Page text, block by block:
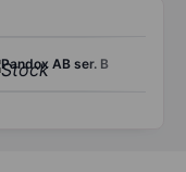
Pandox AB ser. B